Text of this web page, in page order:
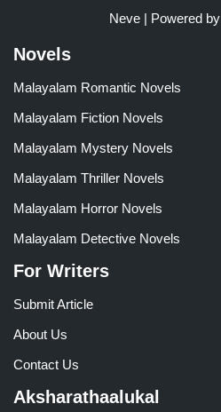
Neve| Powered by
Novels
Malayalam Romantic Novels
Malayalam Fiction Novels
Malayalam Mystery Novels
Malayalam Thriller Novels
Malayalam Horror Novels
Malayalam Detective Novels
For Writers
Submit Article
About Us
Contact Us
Aksharathaalukal